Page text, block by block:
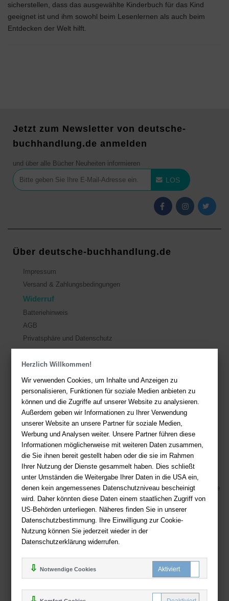
Herzlich Willkommen!
Wir verwenden Cookies, um Inhalte und Anzeigen zu
personalisieren, Funktionen für soziale Medien anbieten zu
können und die Zugriffe auf unserer Website zu analysieren.
Außerdem geben wir Informationen zu Ihrer Verwendung
unserer Website an unsere Partner für soziale Medien,
Werbung und Analysen weiter. Unsere Partner führen diese
Informationen möglicherweise mit weiteren Daten zusammen,
die Sie ihnen bereit gestellt haben oder die sie im Rahmen
Ihrer Nutzung der Dienste gesammelt haben. Dies schließt
unter Umständen die Weitergabe Ihrer Daten in die USA ein,
denen kein angemessenes Datenschutzniveau bescheinigt
wird. Daher könnten diese Daten einem staatlichen Zugriff von
US-Behörden unterliegen. Näheres finden Sie in unserer
Datenschutzbestimmung. Ihre Einwilligung zur Cookie-
Nutzung können Sie jederzeit wieder in der
Datenschutzerklärung widerrufen.
Notwendige Cookies
sicherstellen, dass das ausgewählte Kinderbuch für das Kind
geeignet ist und ihm sowohl beim Lesenlernen als auch beim
Entdecken der Welt hilft.
Jetzt zum Newsletter von deutsche-
buchhandlung.de anmelden
und über alle Bücher Neuheiten informieren
LOS
Über deutsche-buchhandlung.de
Impressum
Versand & Zahlungsbedingungen
Widerruf
Batteriehinweis
AGB
Privatsphäre und Datenschutz
Kontakt
Hier finden Sie Antworten auf häufig gestellte
Fragen.
Fragen per E-Mail:service@deutsche-buchhandlung.de
Telefon: +49 (0)511 - 982 684 41
Ihre Vorteile bei uns
Kostenloser Versand ab 36,- EUR Bestellwert
Sicherer Online Shop und Zahlung mit SSL-Verschlüsselung
Viele Zahlungsmethoden wie PayPal, Amazon Payment, Vorkasse
Zahlweisen